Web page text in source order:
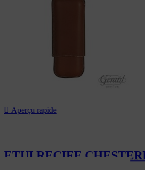
 Aperçu rapide
ETUI RECIFE